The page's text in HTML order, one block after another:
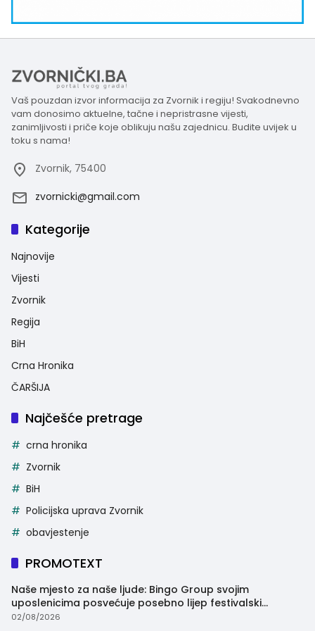
Vaš pouzdan izvor informacija za Zvornik i regiju! Svakodnevno
vam donosimo aktuelne, tačne i nepristrasne vijesti,
zanimljivosti i priče koje oblikuju našu zajednicu. Budite uvijek u
toku s nama!
Zvornik, 75400
zvornicki@gmail.com
Kategorije
Najnovije
Vijesti
Zvornik
Regija
BiH
Crna Hronika
ČARŠIJA
Najčešće pretrage
crna hronika
Zvornik
BiH
Policijska uprava Zvornik
obavjestenje
PROMOTEXT
Naše mjesto za naše ljude: Bingo Group svojim
uposlenicima posvećuje posebno lijep festivalski
trenutak
02/08/2026